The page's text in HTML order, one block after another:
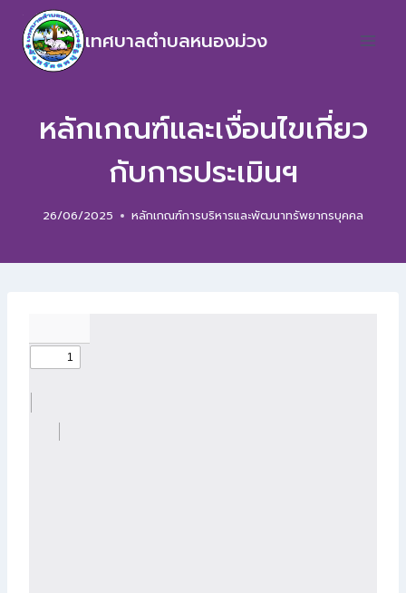
เทศบาลตำบลหนองม่วง
หลักเกณฑ์และเงื่อนไขเกี่ยว
กับการประเมินฯ
26/06/2025 หลักเกณฑ์การบริหารและพัฒนาทรัพยากรบุคคล